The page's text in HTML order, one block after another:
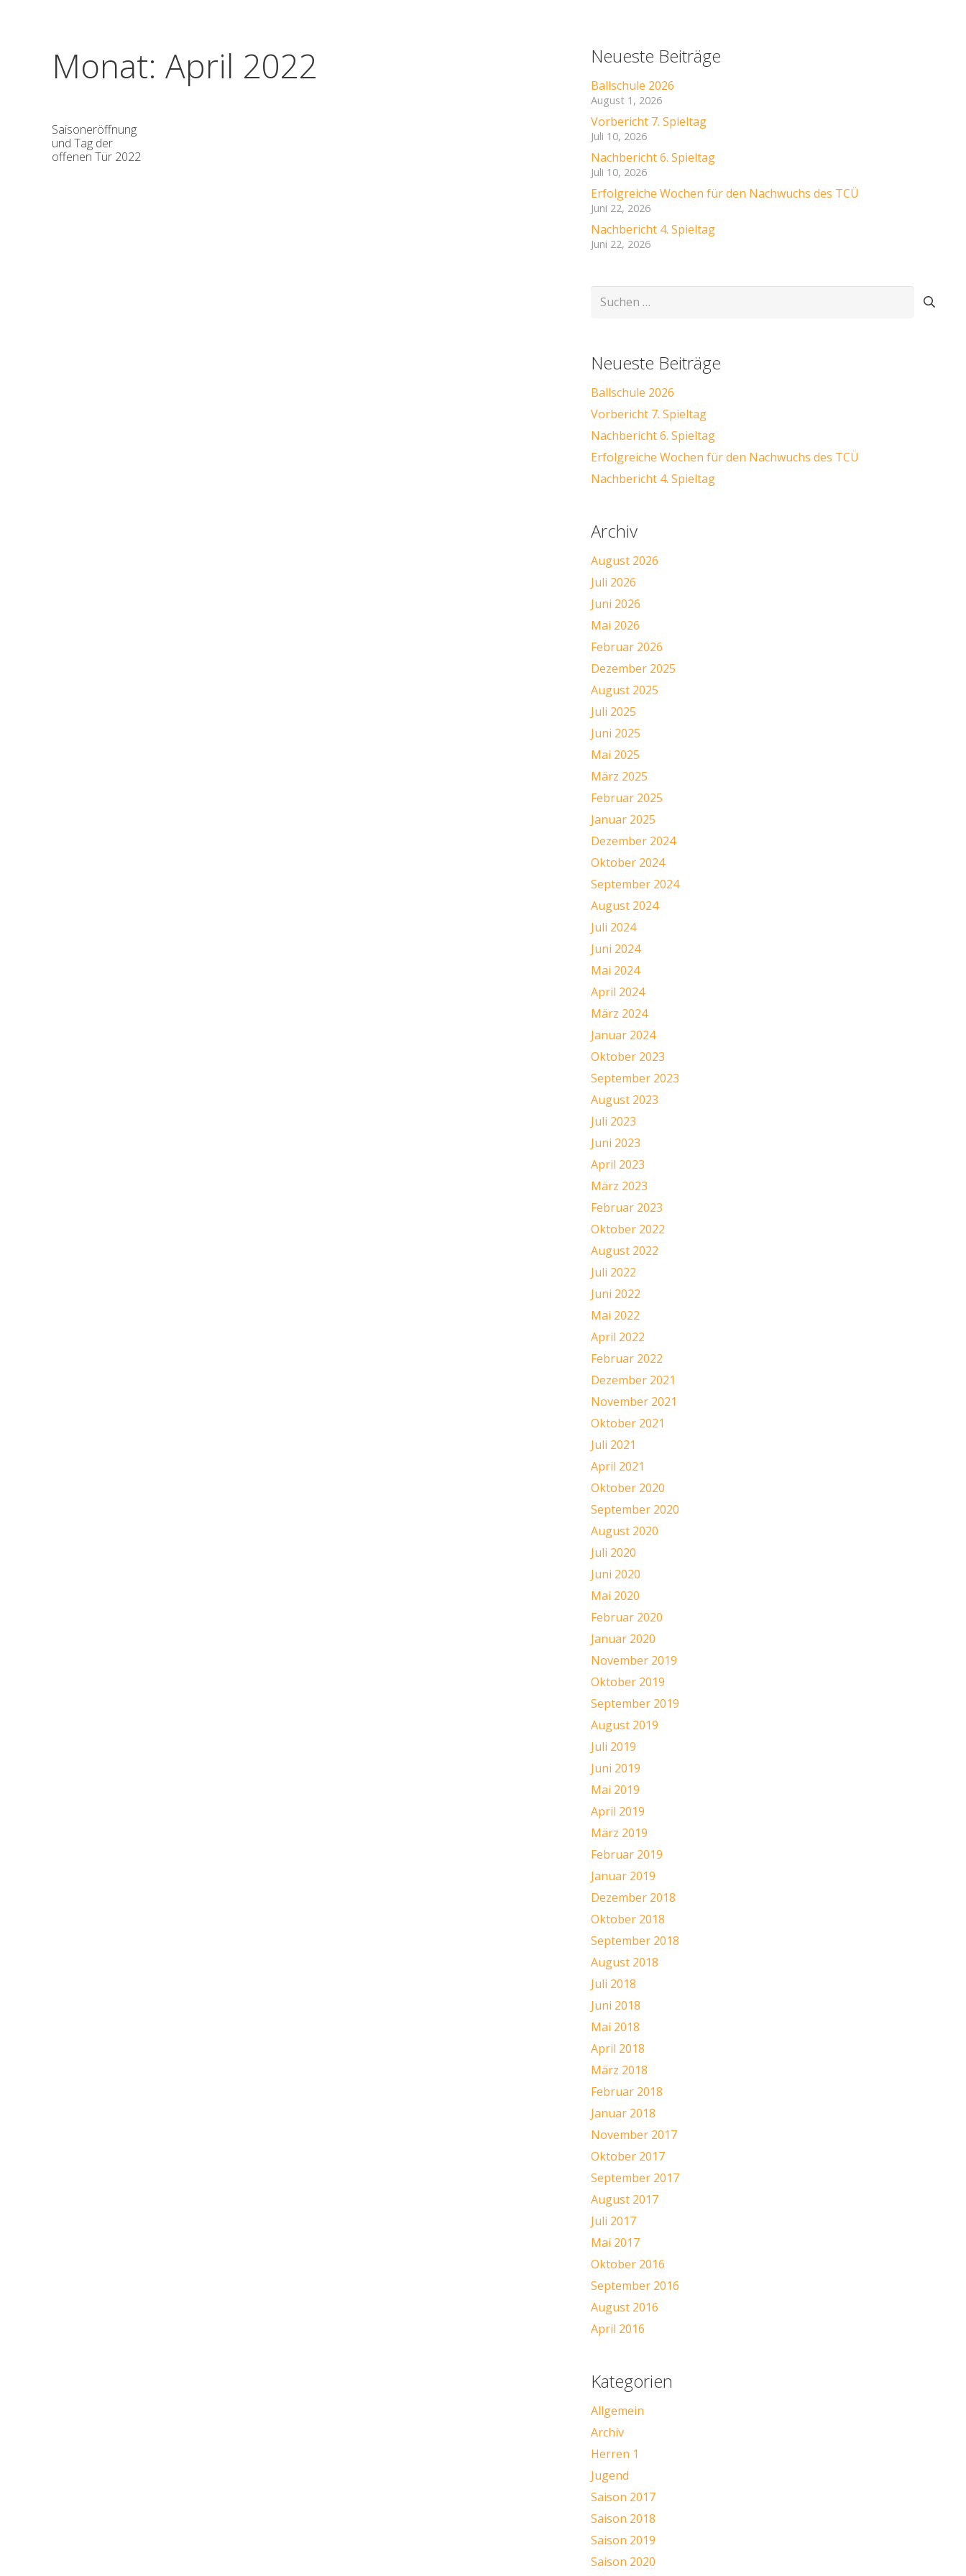
Monat: April 2022
Saisoneröffnung
und Tag der
offenen Tür 2022
Neueste Beiträge
Ballschule 2026
August 1, 2026
Vorbericht 7. Spieltag
Juli 10, 2026
Nachbericht 6. Spieltag
Juli 10, 2026
Erfolgreiche Wochen für den Nachwuchs des TCÜ
Juni 22, 2026
Nachbericht 4. Spieltag
Juni 22, 2026
Suchen
Neueste Beiträge
Ballschule 2026
Vorbericht 7. Spieltag
Nachbericht 6. Spieltag
Erfolgreiche Wochen für den Nachwuchs des TCÜ
Nachbericht 4. Spieltag
Archiv
August 2026
Juli 2026
Juni 2026
Mai 2026
Februar 2026
Dezember 2025
August 2025
Juli 2025
Juni 2025
Mai 2025
März 2025
Februar 2025
Januar 2025
Dezember 2024
Oktober 2024
September 2024
August 2024
Juli 2024
Juni 2024
Mai 2024
April 2024
März 2024
Januar 2024
Oktober 2023
September 2023
August 2023
Juli 2023
Juni 2023
April 2023
März 2023
Februar 2023
Oktober 2022
August 2022
Juli 2022
Juni 2022
Mai 2022
April 2022
Februar 2022
Dezember 2021
November 2021
Oktober 2021
Juli 2021
April 2021
Oktober 2020
September 2020
August 2020
Juli 2020
Juni 2020
Mai 2020
Februar 2020
Januar 2020
November 2019
Oktober 2019
September 2019
August 2019
Juli 2019
Juni 2019
Mai 2019
April 2019
März 2019
Februar 2019
Januar 2019
Dezember 2018
Oktober 2018
September 2018
August 2018
Juli 2018
Juni 2018
Mai 2018
April 2018
März 2018
Februar 2018
Januar 2018
November 2017
Oktober 2017
September 2017
August 2017
Juli 2017
Mai 2017
Oktober 2016
September 2016
August 2016
April 2016
Kategorien
Allgemein
Archiv
Herren 1
Jugend
Saison 2017
Saison 2018
Saison 2019
Saison 2020